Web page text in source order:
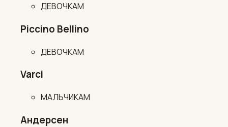
ДЕВОЧКАМ
Piccino Bellino
ДЕВОЧКАМ
Varci
МАЛЬЧИКАМ
Андерсен